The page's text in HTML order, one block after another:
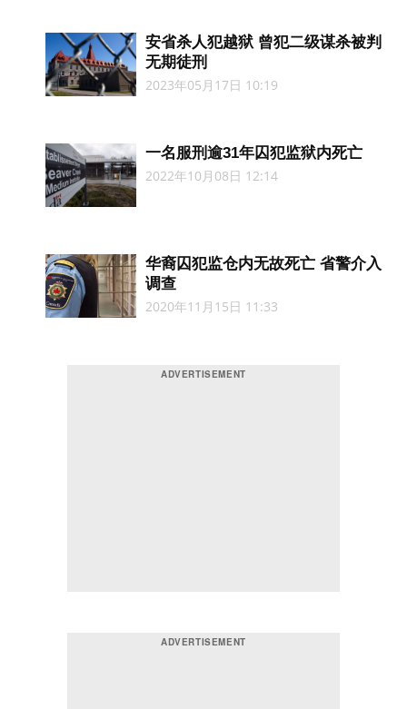
安省杀人犯越狱 曾犯二级谋杀被判
无期徒刑
2023年05月17日 10:19
一名服刑逾31年囚犯监狱内死亡
2022年10月08日 12:14
华裔囚犯监仓内无故死亡 省警介入
调查
2020年11月15日 11:33